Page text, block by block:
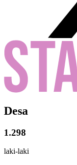
Desa
1.298
laki-laki